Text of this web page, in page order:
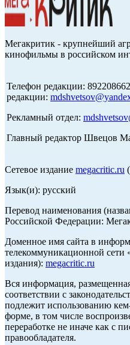
Мегакритик - крупнейший
кинофильмы в российском
Телефон редакции:
редакции:
Рекламный отдел:
Главный редактор Швецов
Сетевое издание megacritic.ru
Язык(и): русский
Перевод наименования
Российской Федерации:
Доменное имя сайта в
телекоммуникационной сети
издания): megacritic.ru
Вся информация,
соответствии с
подлежит использованию
форме, в том числе
переработке не иначе как с
правообладателя.